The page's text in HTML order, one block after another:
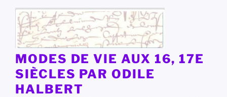
contenu
principal
MODES DE VIE AUX 16, 17E
SIÈCLES PAR ODILE
HALBERT